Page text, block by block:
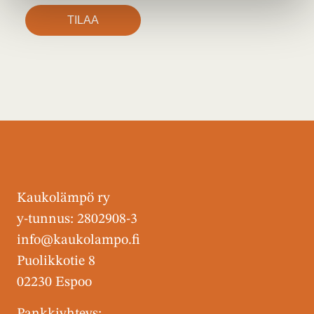
Kaukolämpö ry
y-tunnus: 2802908-3
info@kaukolampo.fi
Puolikkotie 8
02230 Espoo